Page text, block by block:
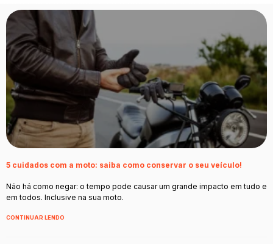
5 cuidados com a moto: saiba como conservar o seu veículo!
Não há como negar: o tempo pode causar um grande impacto em tudo e
em todos. Inclusive na sua moto.
CONTINUAR LENDO